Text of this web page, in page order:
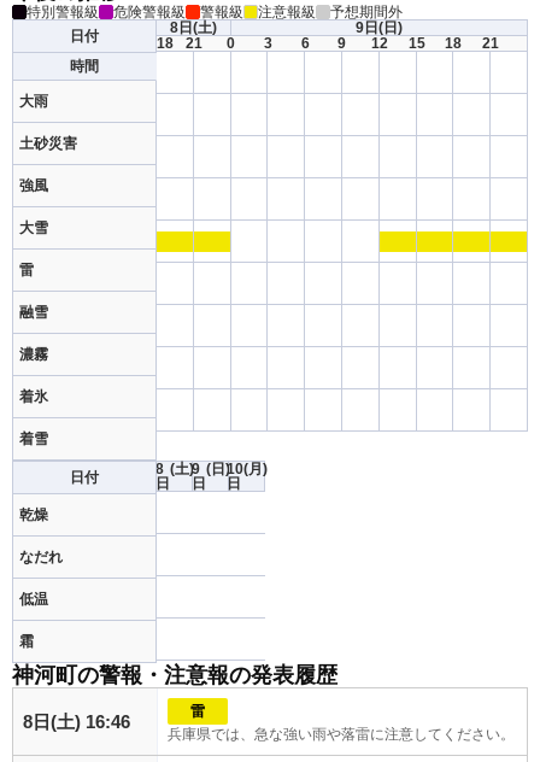
特別警報級 危険警報級 警報級 注意報級
予想期間外
日付
時間
大雨
土砂災害
強風
大雪
雷
融雪
濃霧
着氷
着雪
8日 (土)
18
21
9日 (日)
0
3 6 9 12 15 18 21
日付
乾燥
なだれ
低温
霜
8
日
(土)9
日
(日)10
日
(月)
神河町の警報・注意報の発表履歴
8日(土) 16:46
雷
兵庫県では、急な強い雨や落雷に注意してください。